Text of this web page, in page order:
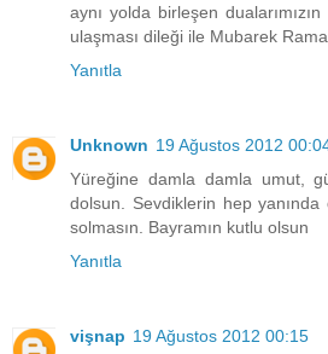
aynı yolda birleşen
ulaşması dileği ile Mubarek
Yanıtla
Unknown 19 Ağustos 2012
Yüreğine damla damla umut,
dolsun. Sevdiklerin hep
solmasın. Bayramın kutlu olsun
Yanıtla
vişnap 19 Ağustos 2012 00:15